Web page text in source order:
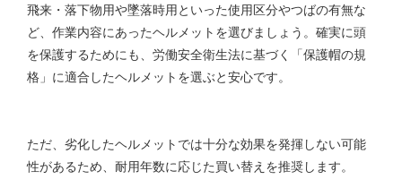
飛来・落下物用や墜落時用といった使用区分やつばの有無な
ど、作業内容にあったヘルメットを選びましょう。確実に頭
を保護するためにも、労働安全衛生法に基づく「保護帽の規
格」に適合したヘルメットを選ぶと安心です。
ただ、劣化したヘルメットでは十分な効果を発揮しない可能
性があるため、耐用年数に応じた買い替えを推奨します。